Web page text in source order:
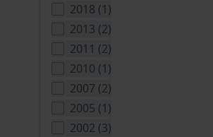
2018 (1verfügbare Produkte
)
2013 (2verfügbare Produkte
)
2011 (2verfügbare Produkte
)
2010 (1verfügbare Produkte
)
2007 (2verfügbare Produkte
)
2005 (1verfügbare Produkte
)
2002 (3verfügbare Produkte
)